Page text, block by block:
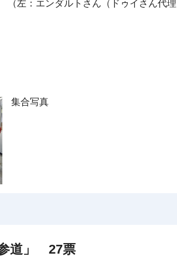
（左：エンダルトさん（ドゥイさん代
集合写真
道」 27票